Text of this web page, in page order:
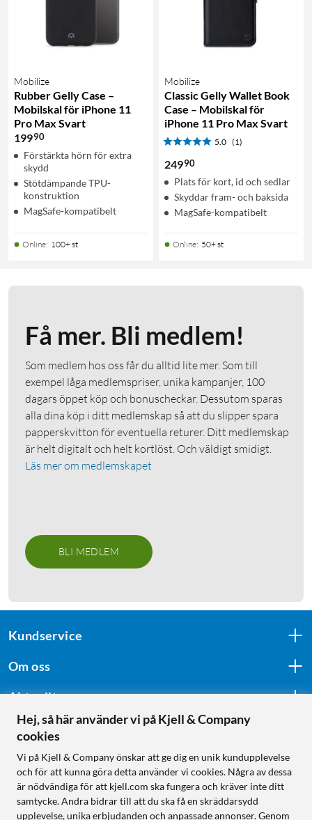
Mobilize
Rubber Gelly Case –
Mobilskal för iPhone 11
Pro Max Svart
19990
Förstärkta hörn för extra
skydd
Stötdämpande TPU-
konstruktion
MagSafe-kompatibelt
Online: 100+ st
Mobilize
Classic Gelly Wallet Book
Case – Mobilskal för
iPhone 11 Pro Max Svart
5.0 (1)
24990
Plats för kort, id och sedlar
Skyddar fram- och baksida
MagSafe-kompatibelt
Online: 50+ st
Få mer. Bli medlem!
Som medlem hos oss får du alltid lite mer. Som till
exempel låga medlemspriser, unika kampanjer, 100
dagars öppet köp och bonuscheckar. Dessutom sparas
alla dina köp i ditt medlemskap så att du slipper spara
papperskvitton för eventuella returer. Ditt medlemskap
är helt digitalt och helt kortlöst. Och väldigt smidigt.
Läs mer om medlemskapet
BLI MEDLEM
Kundservice
Om oss
Aktuellt
Följ oss
Handla från:
Hej, så här använder vi på Kjell & Company
cookies
Vi på Kjell & Company önskar att ge dig en unik kundupplevelse
och för att kunna göra detta använder vi cookies. Några av dessa
är nödvändiga för att kjell.com ska fungera och kräver inte ditt
samtycke. Andra bidrar till att du ska få en skräddarsydd
upplevelse, unika erbjudanden och anpassade annonser. Genom